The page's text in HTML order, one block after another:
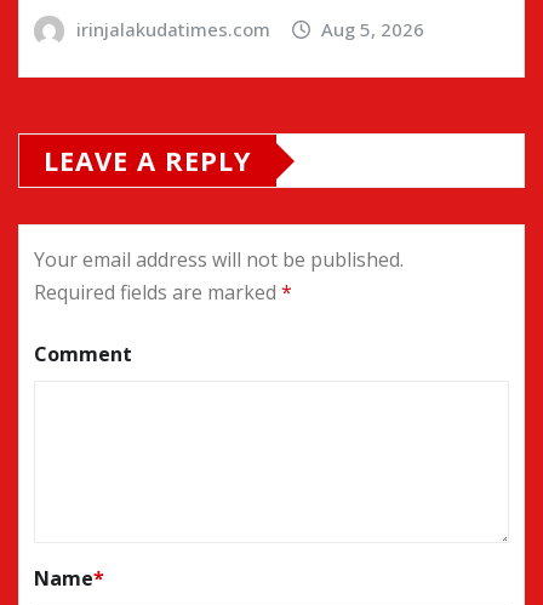
irinjalakudatimes.com Aug 5, 2026
LEAVE A REPLY
Your email address will not be published.
Required fields are marked *
Comment
Name*